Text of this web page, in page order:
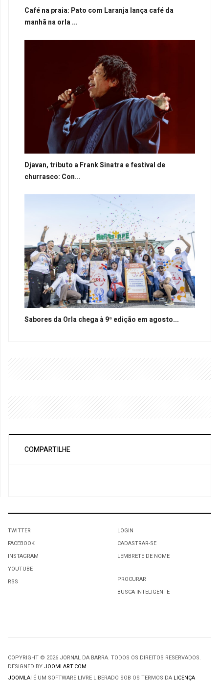
Café na praia: Pato com Laranja lança café da
manhã na orla ...
Djavan, tributo a Frank Sinatra e festival de
churrasco: Con...
Sabores da Orla chega à 9ª edição em agosto...
COMPARTILHE
TWITTER
FACEBOOK
INSTAGRAM
YOUTUBE
RSS
LOGIN
CADASTRAR-SE
LEMBRETE DE NOME
PROCURAR
BUSCA INTELIGENTE
COPYRIGHT © 2026 JORNAL DA BARRA. TODOS OS DIREITOS RESERVADOS.
DESIGNED BY JOOMLART.COM.
JOOMLA! É UM SOFTWARE LIVRE LIBERADO SOB OS TERMOS DA LICENÇA